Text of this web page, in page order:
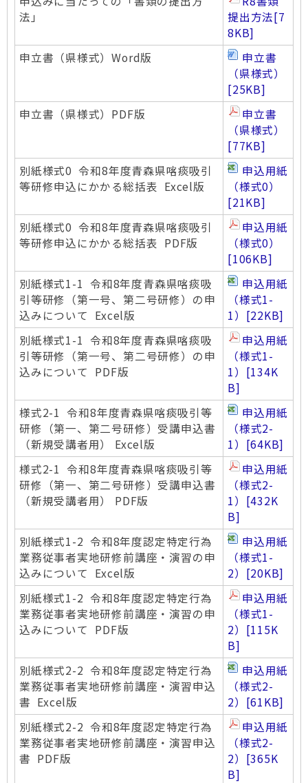
法」
提出方法[7
8KB]
申立書（県様式）Word版
申立書
（県様式）
[25KB]
申立書（県様式）PDF版
申立書
（県様式）
[77KB]
別紙様式0 令和8年度青森県喀痰吸引
等研修申込にかかる総括表 Excel版
申込用紙
（様式0）
[21KB]
別紙様式0 令和8年度青森県喀痰吸引
等研修申込にかかる総括表 PDF版
申込用紙
（様式0）
[106KB]
別紙様式1-1 令和8年度青森県喀痰吸
引等研修（第一号、第二号研修）の申
込みについて Excel版
申込用紙
（様式1-
1） [22KB]
別紙様式1-1 令和8年度青森県喀痰吸
引等研修（第一号、第二号研修）の申
込みについて PDF版
申込用紙
（様式1-
1） [134K
B]
様式2-1 令和8年度青森県喀痰吸引等
研修（第一、第二号研修）受講申込書
（新規受講者用） Excel版
申込用紙
（様式2-
1） [64KB]
様式2-1 令和8年度青森県喀痰吸引等
研修（第一、第二号研修）受講申込書
（新規受講者用） PDF版
申込用紙
（様式2-
1） [432K
B]
別紙様式1-2 令和8年度認定特定行為
業務従事者実地研修前講座・演習の申
込みについて Excel版
申込用紙
（様式1-
2） [20KB]
別紙様式1-2 令和8年度認定特定行為
業務従事者実地研修前講座・演習の申
込みについて PDF版
申込用紙
（様式1-
2） [115K
B]
別紙様式2-2 令和8年度認定特定行為
業務従事者実地研修前講座・演習申込
書 Excel版
申込用紙
（様式2-
2） [61KB]
別紙様式2-2 令和8年度認定特定行為
業務従事者実地研修前講座・演習申込
書 PDF版
申込用紙
（様式2-
2） [365K
B]